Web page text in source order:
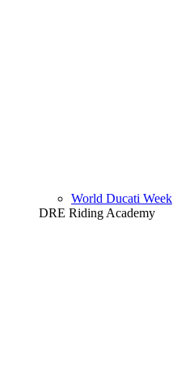
World Ducati Week
DRE Riding Academy